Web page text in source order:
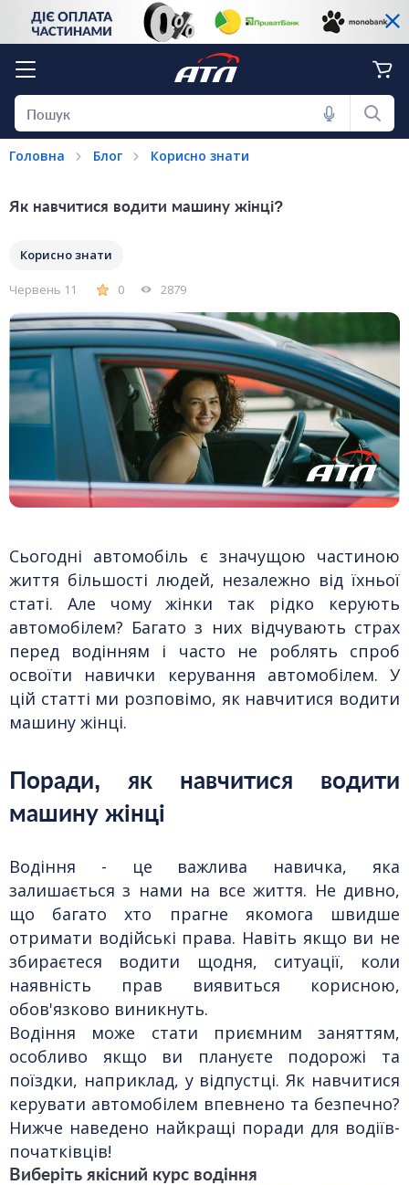
Головна Блог Корисно знати
Як навчитися водити машину жінці?
Корисно знати
Червень 11 0 2879
Сьогодні автомобіль є значущою частиною
життя більшості людей, незалежно від їхньої
статі. Але чому жінки так рідко керують
автомобілем? Багато з них відчувають страх
перед водінням і часто не роблять спроб
освоїти навички керування автомобілем. У
цій статті ми розповімо, як навчитися водити
машину жінці.
Поради, як навчитися водити
машину жінці
Водіння - це важлива навичка, яка
залишається з нами на все життя. Не дивно,
що багато хто прагне якомога швидше
отримати водійські права. Навіть якщо ви не
збираєтеся водити щодня, ситуації, коли
наявність прав виявиться корисною,
обов'язково виникнуть.
Водіння може стати приємним заняттям,
особливо якщо ви плануєте подорожі та
поїздки, наприклад, у відпустці. Як навчитися
керувати автомобілем впевнено та безпечно?
Нижче наведено найкращі поради для водіїв-
початківців!
Виберіть якісний курс водіння
Техдопомога Інструменти та обладнання